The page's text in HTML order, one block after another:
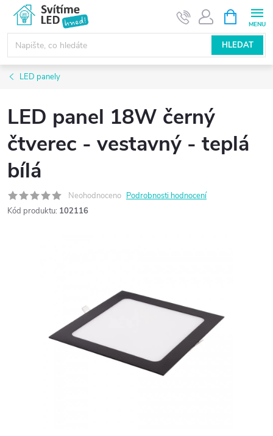
obsah
HLEDAT
NÁKUPNÍ
KOŠÍK
LED panely
LED panel 18W černý
čtverec - vestavný - teplá
bílá
Neohodnoceno Podrobnosti hodnocení
Kód produktu: 102116